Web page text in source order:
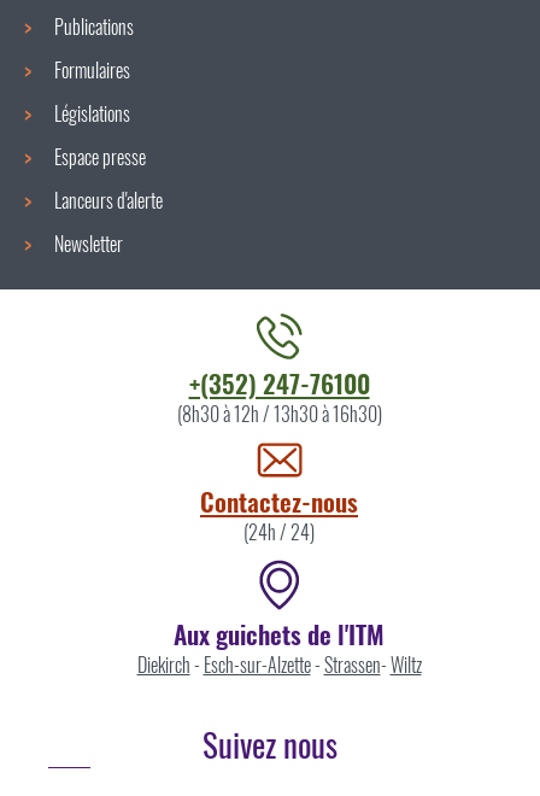
Publications
Formulaires
Législations
Espace presse
Lanceurs d'alerte
Newsletter
+(352) 247-76100
(8h30 à 12h / 13h30 à 16h30)
Contactez-nous
(24h / 24)
Aux guichets de l'ITM
Diekirch- Esch-sur-Alzette-Strassen-Wiltz
Suivez nous